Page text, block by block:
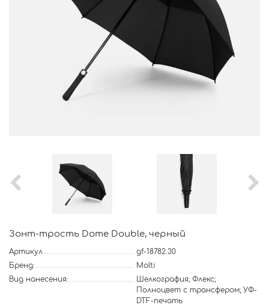
Зонт-трость Dome Double, черный
Артикул
gf-18782.30
Бренд:
Molti
Вид нанесения:
Шелкография; Флекс;
Полноцвет с трансфером; УФ-
DTF-печать